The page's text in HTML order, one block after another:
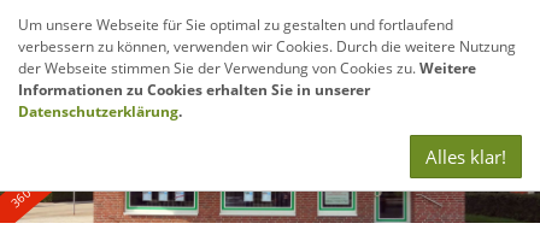
360° - und Luftbildaufnahmen
Um unsere Webseite für Sie optimal zu gestalten und fortlaufend
verbessern zu können, verwenden wir Cookies. Durch die weitere Nutzung
der Webseite stimmen Sie der Verwendung von Cookies zu.Weitere
Informationen zu Cookies erhalten Sie in unserer
Datenschutzerklärung.
Alles klar!